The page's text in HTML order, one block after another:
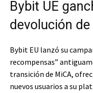
Bybit UE
devolución
Bybit EU lanzó su
recompensas”
transición de MiCA,
nuevos usuarios a su